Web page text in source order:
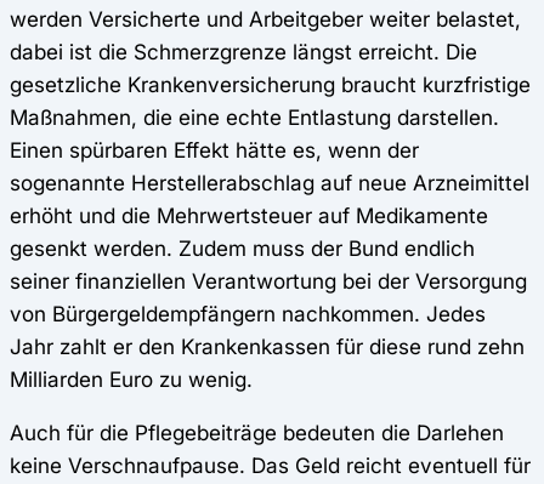
werden Versicherte und Arbeitgeber weiter belastet,
dabei ist die Schmerzgrenze längst erreicht. Die
gesetzliche Krankenversicherung braucht kurzfristige
Maßnahmen, die eine echte Entlastung darstellen.
Einen spürbaren Effekt hätte es, wenn der
sogenannte Herstellerabschlag auf neue Arzneimittel
erhöht und die Mehrwertsteuer auf Medikamente
gesenkt werden. Zudem muss der Bund endlich
seiner finanziellen Verantwortung bei der Versorgung
von Bürgergeldempfängern nachkommen. Jedes
Jahr zahlt er den Krankenkassen für diese rund zehn
Milliarden Euro zu wenig.
Auch für die Pflegebeiträge bedeuten die Darlehen
keine Verschnaufpause. Das Geld reicht eventuell für